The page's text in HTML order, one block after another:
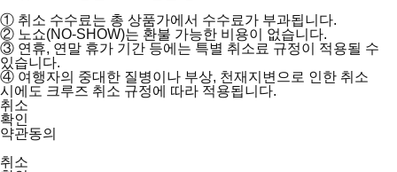
① 취소 수수료는 총 상품가에서 수수료가 부과됩니다.
② 노쇼(NO-SHOW)는 환불 가능한 비용이 없습니다.
③ 연휴, 연말 휴가 기간 등에는 특별 취소료 규정이 적용될 수
있습니다.
④ 여행자의 중대한 질병이나 부상, 천재지변으로 인한 취소
시에도 크루즈 취소 규정에 따라 적용됩니다.
취소
확인
약관동의
취소